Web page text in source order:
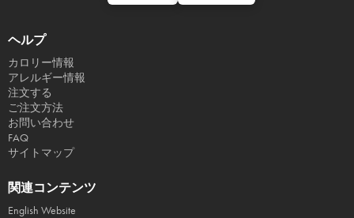
ヘルプ
カロリー情報
アレルギー情報
注文する
ご注文方法
お問い合わせ
FAQ
サイトマップ
関連コンテンツ
English Website